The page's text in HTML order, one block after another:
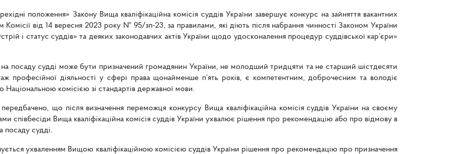
положення» Закону Вища кваліфікаційна комісія суддів України завершує конкурс на зайняття вакантних
від 14 вересня 2023 року № 95/зп-23, за правилами, які діють після набрання чинності Законом України
і статус суддів» та деяких законодавчих актів України щодо удосконалення процедур суддівської кар’єри»
посаду судді може бути призначений громадянин України, не молодший тридцяти та не старший шістдесяти
професійної діяльності у сфері права щонайменше п’ять років, є компетентним, доброчесним та володіє
комісією зі стандартів державної мови.
що після визначення переможця конкурсу Вища кваліфікаційна комісія суддів України на своєму
співбесіди Вища кваліфікаційна комісія суддів України ухвалює рішення про рекомендацію або про відмову в
посаду судді.
ухваленням Вищою кваліфікаційною комісією суддів України рішення про рекомендацію про призначення